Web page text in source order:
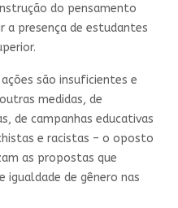
do pensamento
a presença de estudantes
são insuficientes e
medidas, de
de campanhas educativas
e racistas – o oposto
as propostas que
de gênero nas